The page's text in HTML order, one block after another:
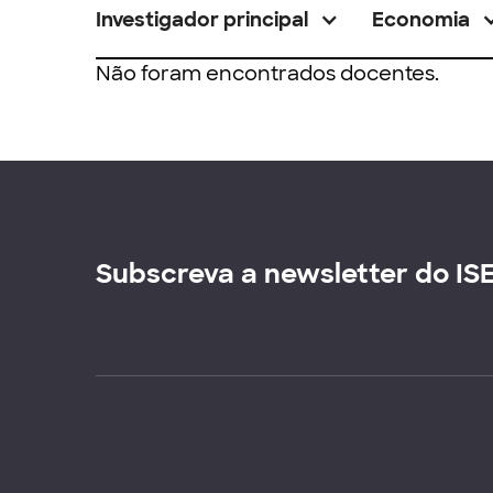
Investigador principal Economia
Não foram encontrados docentes.
Subscreva a newsletter do